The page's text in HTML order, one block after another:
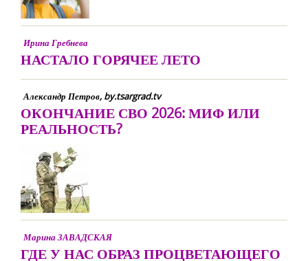
Ирина Гребнева
НАСТАЛО ГОРЯЧЕЕ ЛЕТО
Александр Петров, by.tsargrad.tv
ОКОНЧАНИЕ СВО 2026: МИФ ИЛИ
РЕАЛЬНОСТЬ?
Марина ЗАВАДСКАЯ
ГДЕ У НАС ОБРАЗ ПРОЦВЕТАЮЩЕГО